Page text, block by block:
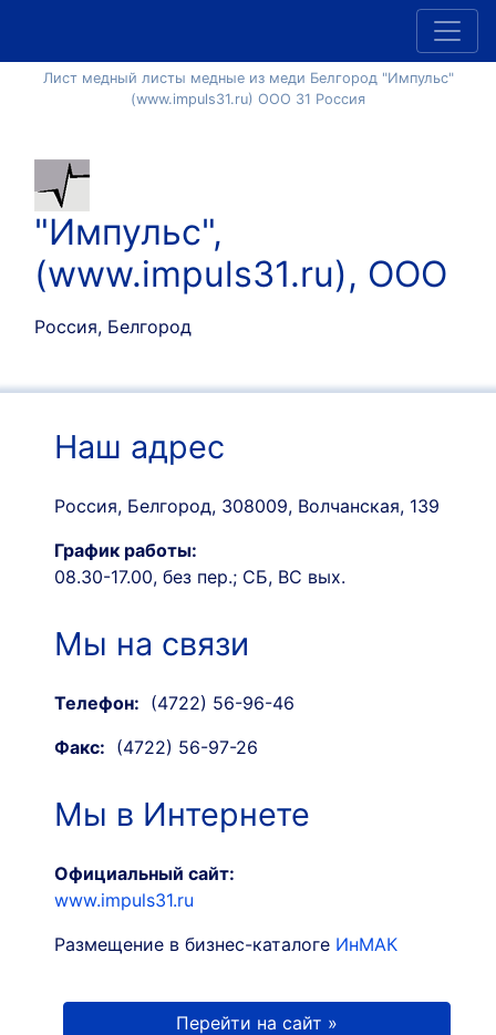
Лист медный листы медные из меди Белгород "Импульс"
(www.impuls31.ru) ООО 31 Россия
"Импульс",
(www.impuls31.ru), ООО
Россия, Белгород
Наш адрес
Россия, Белгород, 308009, Волчанская, 139
График работы:
08.30-17.00, без пер.; СБ, ВС вых.
Мы на связи
Телефон: (4722) 56-96-46
Факс: (4722) 56-97-26
Мы в Интернете
Официальный сайт:
www.impuls31.ru
Размещение в бизнес-каталоге ИнМАК
Перейти на сайт »